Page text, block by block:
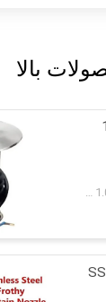
بالا
نازل های چشمه رقص 1